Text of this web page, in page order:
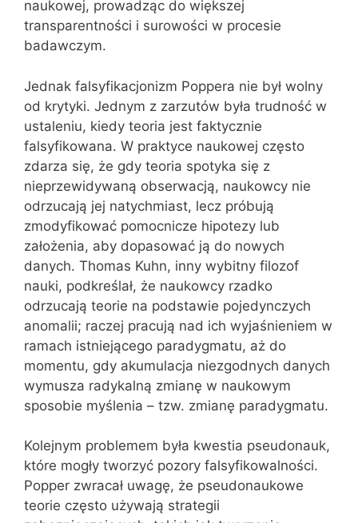
naukowej, prowadząc do większej
transparentności i surowości w procesie
badawczym.
Jednak falsyfikacjonizm Poppera nie był wolny
od krytyki. Jednym z zarzutów była trudność w
ustaleniu, kiedy teoria jest faktycznie
falsyfikowana. W praktyce naukowej często
zdarza się, że gdy teoria spotyka się z
nieprzewidywaną obserwacją, naukowcy nie
odrzucają jej natychmiast, lecz próbują
zmodyfikować pomocnicze hipotezy lub
założenia, aby dopasować ją do nowych
danych. Thomas Kuhn, inny wybitny filozof
nauki, podkreślał, że naukowcy rzadko
odrzucają teorie na podstawie pojedynczych
anomalii; raczej pracują nad ich wyjaśnieniem w
ramach istniejącego paradygmatu, aż do
momentu, gdy akumulacja niezgodnych danych
wymusza radykalną zmianę w naukowym
sposobie myślenia – tzw. zmianę paradygmatu.
Kolejnym problemem była kwestia pseudonauk,
które mogły tworzyć pozory falsyfikowalności.
Popper zwracał uwagę, że pseudonaukowe
teorie często używają strategii